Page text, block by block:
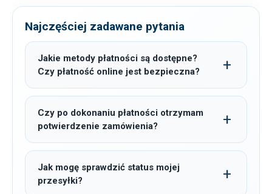
Najczęściej zadawane pytania
Jakie metody płatności są dostępne?
Czy płatność online jest bezpieczna?
Czy po dokonaniu płatności otrzymam
potwierdzenie zamówienia?
Jak mogę sprawdzić status mojej
przesyłki?